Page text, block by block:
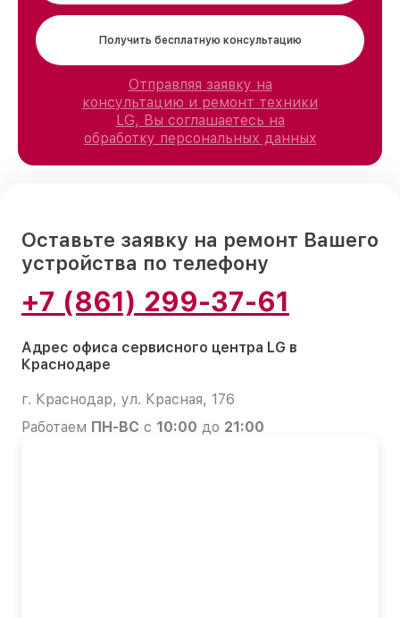
Получить бесплатную консультацию
Отправляя заявку на
консультацию и ремонт техники
LG, Вы соглашаетесь на
обработку персональных данных
Оставьте заявку на ремонт Вашего
устройства по телефону
+7 (861) 299-37-61
Адрес офиса сервисного центра LG в
Краснодаре
г. Краснодар, ул. Красная, 176
Работаем ПН-ВС с 10:00 до 21:00